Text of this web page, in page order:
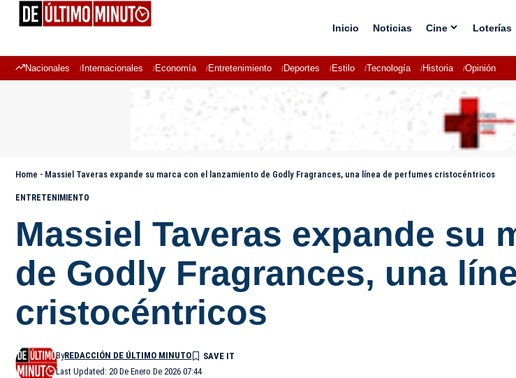
Inicio Noticias Cine Loterías
Nacionales Internacionales Economía Entretenimiento Deportes Estilo Tecnología Historia Opinión
Home - Massiel Taveras expande su marca con el lanzamiento de Godly Fragrances, una línea de perfumes cristocéntricos
ENTRETENIMIENTO
Massiel Taveras expande su
de Godly Fragrances, una
cristocéntricos
Last Updated: 20 De Enero De 2026 07:44
ByREDACCIÓN DE ÚLTIMO MINUTO